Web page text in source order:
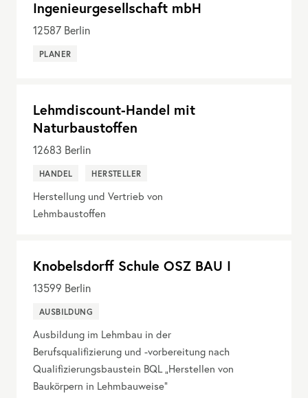
Ingenieurgesellschaft mbH
12587 Berlin
PLANER
Lehmdiscount-Handel mit
Naturbaustoffen
12683 Berlin
HANDEL HERSTELLER
Herstellung und Vertrieb von
Lehmbaustoffen
Knobelsdorff Schule OSZ BAU I
13599 Berlin
AUSBILDUNG
Ausbildung im Lehmbau in der
Berufsqualifizierung und -vorbereitung nach
Qualifizierungsbaustein BQL „Herstellen von
Baukörpern in Lehmbauweise“